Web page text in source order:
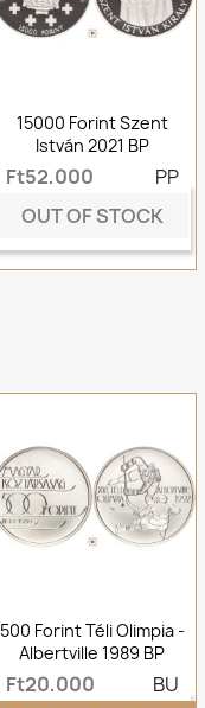
15000 Forint Szent
István 2021 BP
Ft52,000
PP
OUT OF STOCK
500 Forint Téli Olimpia -
Albertville 1989 BP
Ft20,000 BU